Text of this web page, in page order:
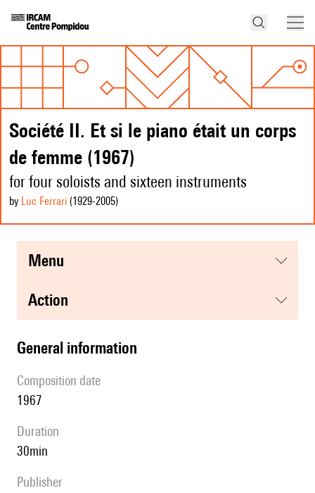
Société II. Et si le piano était un corps
de femme (1967)
for four soloists and sixteen instruments
by Luc Ferrari (1929-2005)
menu
action
general information
composition date
1967
duration
30min
publisher